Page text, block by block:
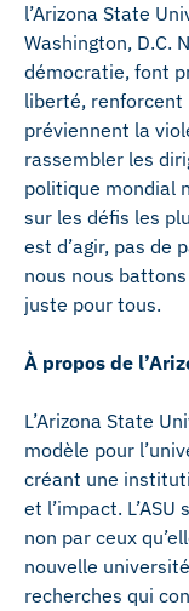
l’Arizona State
Washington, D.C.
démocratie, font
liberté, renforcent
préviennent la
rassembler les
politique mondial
sur les défis les
est d’agir, pas de
nous nous
juste pour tous.
À propos de
L’Arizona State
modèle pour
créant une
et l’impact.
non par ceux
nouvelle
recherches qui